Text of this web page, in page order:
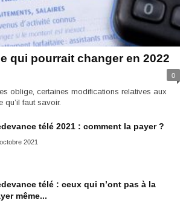
qui pourrait changer en 2022
0
oblige, certaines modifications relatives aux
qu’il faut savoir.
télé 2021 : comment la payer ?
2021
télé : ceux qui n’ont pas à la
même...